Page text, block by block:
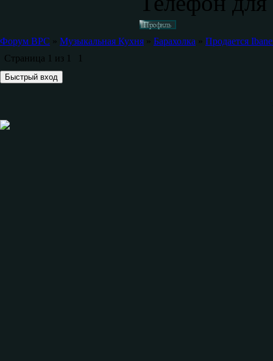
Форум ВРС » Музыкальная Кухня » Барахолка » Продается
Страница 1 из 1 1